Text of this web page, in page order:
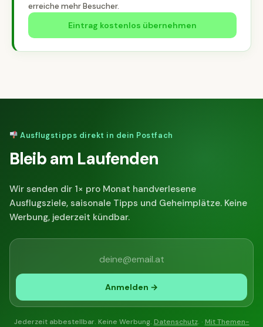
erreiche mehr Besucher.
Eintrag kostenlos übernehmen
Ausflugstipps direkt in dein Postfach
Bleib am Laufenden
Wir senden dir 1× pro Monat handverlesene
Ausflugsziele, saisonale Tipps und Geheimplätze. Keine
Werbung, jederzeit kündbar.
Anmelden →
Jederzeit abbestellbar. Keine Werbung. Datenschutz. · Mit Themen-